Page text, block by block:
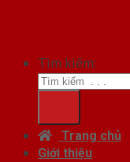
Tìm kiếm:
Trang chủ
Giới thiệu